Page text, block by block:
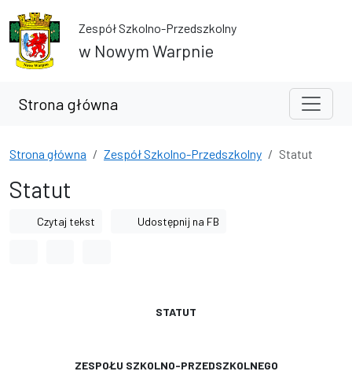
Przejdź do treści
Przejdź do wyszukiwarkiZespół Szkolno-Przedszkolny
w Nowym Warpnie
Strona główna
Strona główna Zespół Szkolno-Przedszkolny Statut
Statut
Czytaj tekst Udostępnij na FB
STATUT
ZESPOŁU SZKOLNO-PRZEDSZKOLNEGO